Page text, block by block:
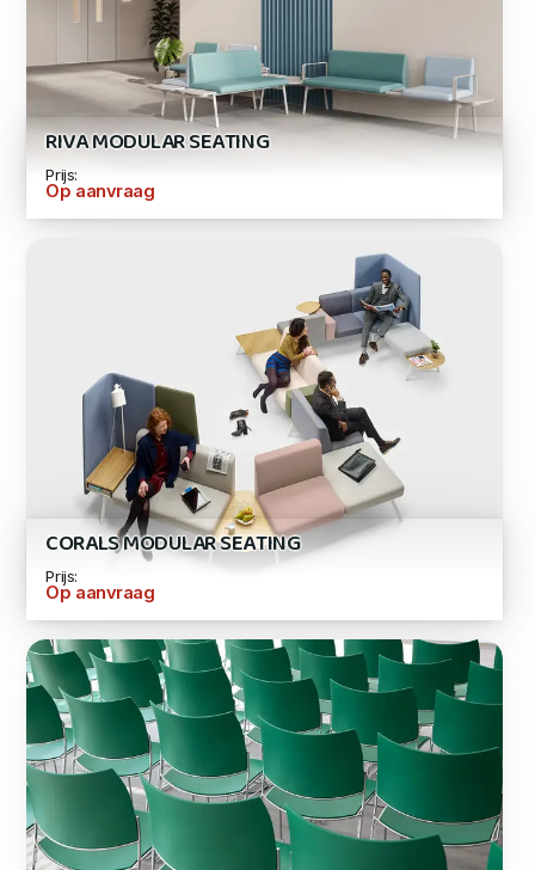
RIVA MODULAR SEATING
Prijs:
Op aanvraag
CORALS MODULAR SEATING
Prijs:
Op aanvraag